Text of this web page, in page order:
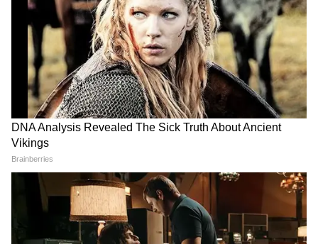
एक भी रुपया खर्च किए बिना बनाएं
पौधों का लिक्विड गोल्ड, सरसों की
खली के साथ मिलाएं ये किचन वेस्ट
गार्डन को बनाना है स्वर्ग जैसा?
मानसून में लगाएं ये 10 खुशबूदार
सफेद फूलों वाले पौधे, एक्सपर्ट से
जानें लगाने का तरीका
LATEST VIDEOS
जंतर-मंतर वाले Mohammad Junaid पहुंच
गए Jharkhand, सुनिए क्या कहा...
सड़क हादसे में Atiq Ahmed के बेटे अबान
अहमद की दर्दनाक मौत। Atiq Ahmed Son